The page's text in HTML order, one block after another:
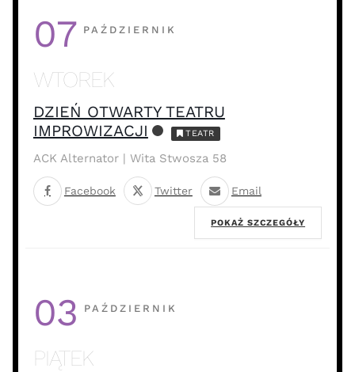
07 PAŹDZIERNIK
WTOREK
DZIEŃ OTWARTY TEATRU
IMPROWIZACJI
TEATR
ACK Alternator | Wita Stwosza 58
Facebook Twitter Email
POKAŻ SZCZEGÓŁY
03 PAŹDZIERNIK
PIĄTEK